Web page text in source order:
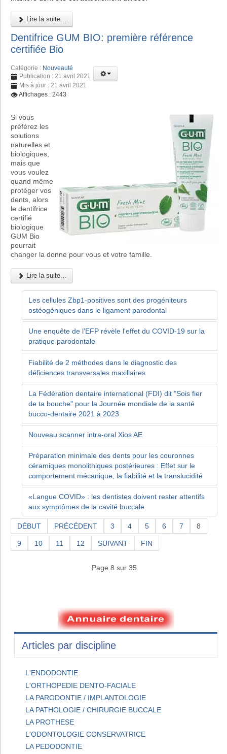
Lire la suite...
Dentifrice GUM BIO: première référence
certifiée Bio
Catégorie : Nouveauté
Publication : 21 avril 2021
Mis à jour : 21 avril 2021
Affichages : 2443
Si vous
préférez les
solutions
naturelles et
biologiques,
mais que
vous voulez
quand même
protéger vos
dents, alors
le dentifrice
certifié
biologique
GUM Bio
pourrait
changer la donne pour vous et votre famille.
Lire la suite...
Les cellules Zbp1-positives sont des progéniteurs
ostéogéniques dans le ligament parodontal
Une enquête de l'EFP révèle l'effet du COVID-19 sur la
pratique parodontale
Fiabilité de 2 méthodes dans le diagnostic des
déficiences transversales maxillaires
La Fédération dentaire international (FDI) dit "Sois fier
de ta bouche" pour la Journée mondiale de la santé
bucco-dentaire 2021 à 2023
Nouveau scanner intra-oral Xios AE
Préparation minimale des dents pour les couronnes
céramiques monolithiques postérieures : Effet sur le
comportement mécanique, la fiabilité et la translucidité
«Langue COVID» : les dentistes doivent rester attentifs
aux symptômes de la cavité buccale
DÉBUT PRÉCÉDENT 3 4 5 6 7 8
9 10 11 12 SUIVANT FIN
Page 8 sur 35
Articles par discipline
L'ENDODONTIE
L'ORTHOPEDIE DENTO-FACIALE
LA PARODONTIE / IMPLANTOLOGIE
LA PATHOLOGIE / CHIRURGIE BUCCALE
LA PROTHESE
L'ODONTOLOGIE CONSERVATRICE
LA PEDODONTIE